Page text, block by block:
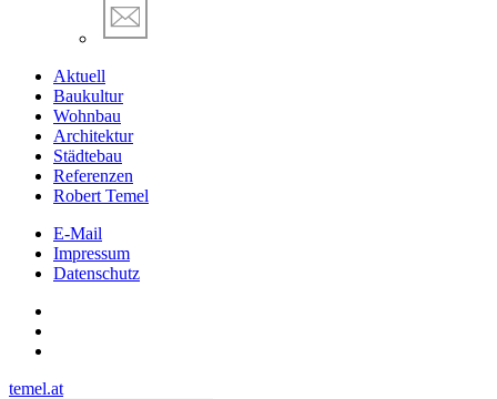
Aktuell
Baukultur
Wohnbau
Architektur
Städtebau
Referenzen
Robert Temel
E-Mail
Impressum
Datenschutz
temel.at